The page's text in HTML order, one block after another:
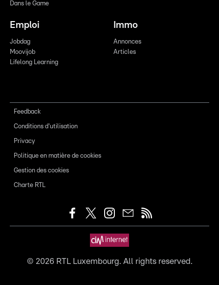
Dans le Game
Emploi
Jobdag
Moovijob
Lifelong Learning
Immo
Annonces
Articles
Feedback
Conditions d'utilisation
Privacy
Politique en matière de cookies
Gestion des cookies
Charte RTL
© 2026RTL Luxembourg. All rights reserved.